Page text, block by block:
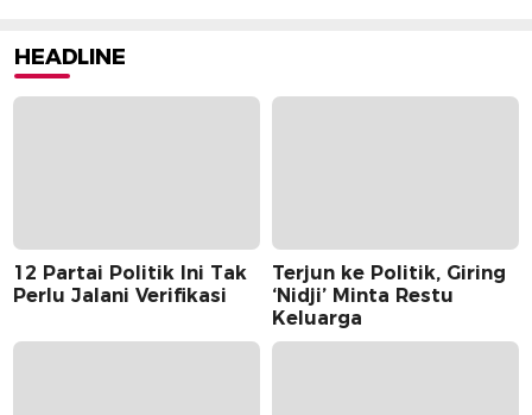
HEADLINE
12 Partai Politik Ini Tak
Perlu Jalani Verifikasi
Terjun ke Politik, Giring
‘Nidji’ Minta Restu
Keluarga